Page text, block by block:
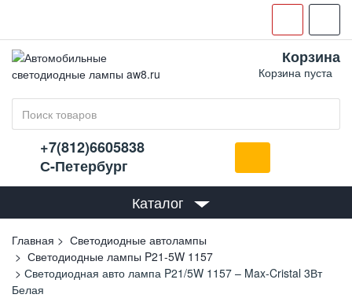
Корзина
Корзина пуста
+7(812)6605838
С-Петербург
Каталог
Главная
Светодиодные автолампы
Светодиодные лампы P21-5W 1157
Светодиодная авто лампа P21/5W 1157 – Max-Cristal 3Вт
Белая